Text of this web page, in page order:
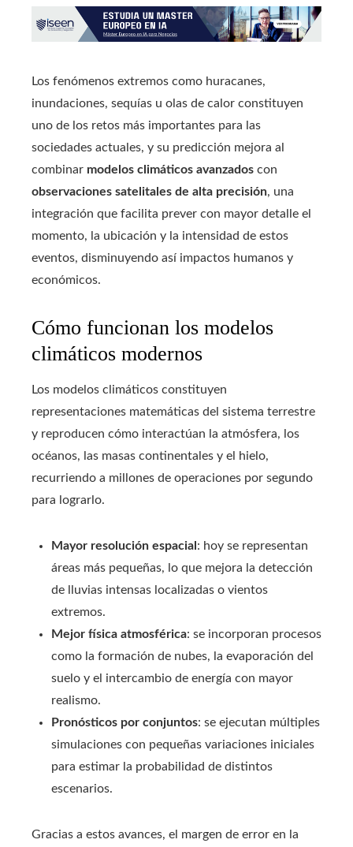
Los fenómenos extremos como huracanes,
inundaciones, sequías u olas de calor constituyen
uno de los retos más importantes para las
sociedades actuales, y su predicción mejora al
combinar modelos climáticos avanzados con
observaciones satelitales de alta precisión, una
integración que facilita prever con mayor detalle el
momento, la ubicación y la intensidad de estos
eventos, disminuyendo así impactos humanos y
económicos.
Cómo funcionan los modelos
climáticos modernos
Los modelos climáticos constituyen
representaciones matemáticas del sistema terrestre
y reproducen cómo interactúan la atmósfera, los
océanos, las masas continentales y el hielo,
recurriendo a millones de operaciones por segundo
para lograrlo.
Mayor resolución espacial : hoy se representan
áreas más pequeñas, lo que mejora la detección
de lluvias intensas localizadas o vientos
extremos.
Mejor física atmosférica: se incorporan procesos
como la formación de nubes, la evaporación del
suelo y el intercambio de energía con mayor
realismo.
Pronósticos por conjuntos: se ejecutan múltiples
simulaciones con pequeñas variaciones iniciales
para estimar la probabilidad de distintos
escenarios.
Gracias a estos avances, el margen de error en la